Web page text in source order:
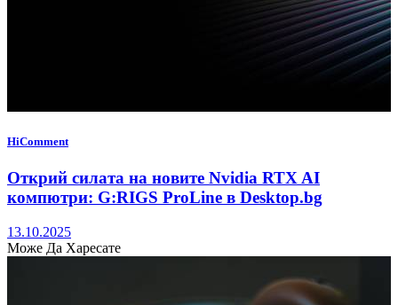
HiComment
Открий силата на новите Nvidia RTX AI
компютри: G:RIGS ProLine в Desktop.bg
13.10.2025
Може Да Харесате